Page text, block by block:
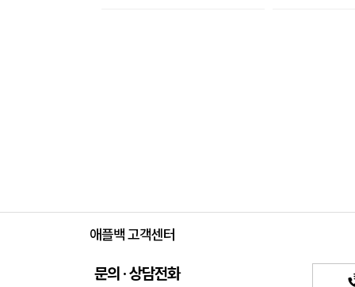
애플백 고객센터
문의 · 상담전화